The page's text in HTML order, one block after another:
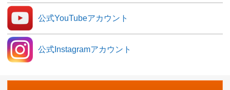
公式YouTubeアカウント
公式Instagramアカウント